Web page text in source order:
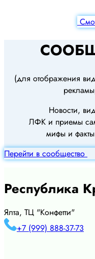
(для отображения
Новости,
ЛФК и приемы
мифы и
Перейти в сообщество
Республика
Ялта, ТЦ "Конфетти"
+7 (999) 888-37-73